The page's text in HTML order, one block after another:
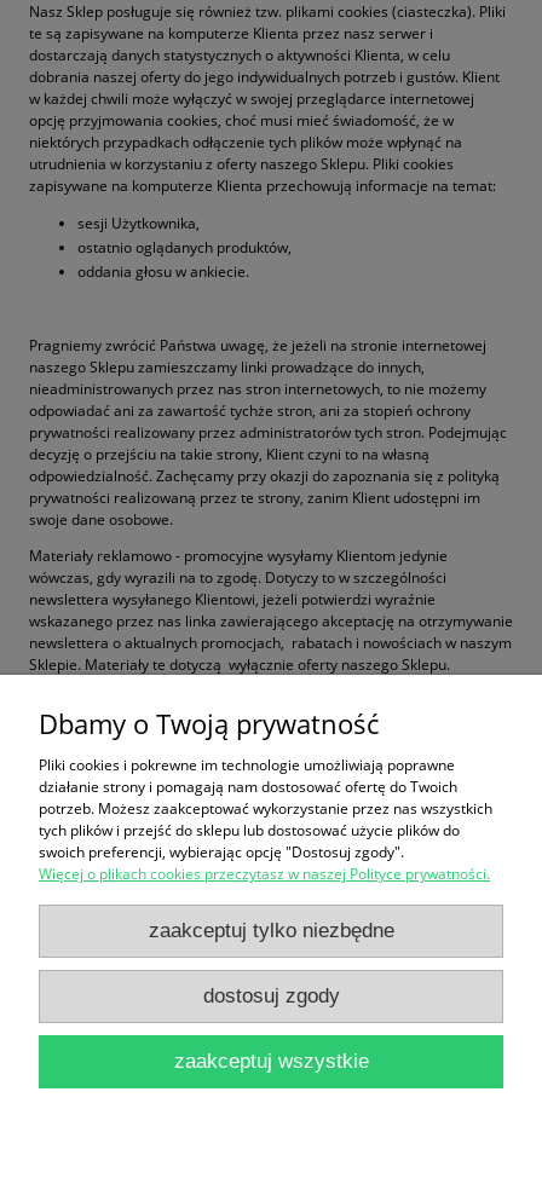
Nasz Sklep posługuje się również tzw. plikami cookies (ciasteczka). Pliki
te są zapisywane na komputerze Klienta przez nasz serwer i
dostarczają danych statystycznych o aktywności Klienta, w celu
dobrania naszej oferty do jego indywidualnych potrzeb i gustów. Klient
w każdej chwili może wyłączyć w swojej przeglądarce internetowej
opcję przyjmowania cookies, choć musi mieć świadomość, że w
niektórych przypadkach odłączenie tych plików może wpłynąć na
utrudnienia w korzystaniu z oferty naszego Sklepu. Pliki cookies
zapisywane na komputerze Klienta przechowują informacje na temat:
sesji Użytkownika,
ostatnio oglądanych produktów,
oddania głosu w ankiecie.
Pragniemy zwrócić Państwa uwagę, że jeżeli na stronie internetowej
naszego Sklepu zamieszczamy linki prowadzące do innych,
nieadministrowanych przez nas stron internetowych, to nie możemy
odpowiadać ani za zawartość tychże stron, ani za stopień ochrony
prywatności realizowany przez administratorów tych stron. Podejmując
decyzję o przejściu na takie strony, Klient czyni to na własną
odpowiedzialność. Zachęcamy przy okazji do zapoznania się z polityką
prywatności realizowaną przez te strony, zanim Klient udostępni im
swoje dane osobowe.
Materiały reklamowo - promocyjne wysyłamy Klientom jedynie
wówczas, gdy wyrazili na to zgodę. Dotyczy to w szczególności
newslettera wysyłanego Klientowi, jeżeli potwierdzi wyraźnie
wskazanego przez nas linka zawierającego akceptację na otrzymywanie
newslettera o aktualnych promocjach, rabatach i nowościach w naszym
Sklepie. Materiały te dotyczą wyłącznie oferty naszego Sklepu.
prywatności, w szczególności danych osobowych prosimy zgłaszać na
szkolenia@iso9001.edu.pl
FORMULARZ ZGŁOSZENIA
Zakupy
Pomoc
Moje konto
Informacje
Dbamy o Twoją prywatność
Pliki cookies i pokrewne im technologie umożliwiają poprawne
działanie strony i pomagają nam dostosować ofertę do Twoich
potrzeb. Możesz zaakceptować wykorzystanie przez nas wszystkich
tych plików i przejść do sklepu lub dostosować użycie plików do
swoich preferencji, wybierając opcję "Dostosuj zgody".
Więcej o plikach cookies przeczytasz w naszej Polityce prywatności.
zaakceptuj tylko niezbędne
dostosuj zgody
zaakceptuj wszystkie